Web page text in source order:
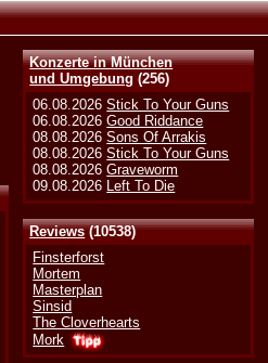
Konzerte in München
und Umgebung (256)
06.08.2026Stick To Your Guns
06.08.2026Good Riddance
08.08.2026Sons Of Arrakis
08.08.2026Stick To Your Guns
08.08.2026Graveworm
09.08.2026 Left To Die
Reviews(10538)
Finsterforst
Mortem
Masterplan
Sinsid
The Cloverhearts
Mork